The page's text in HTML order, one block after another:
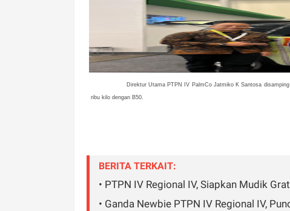
Direktur Utama PTPN IV PalmCo Jatmiko K Santosa
ribu kilo dengan B50.
BERITA TERKAIT:
• PTPN IV Regional IV, Siapkan Mudik
• Ganda Newbie PTPN IV Regional IV,